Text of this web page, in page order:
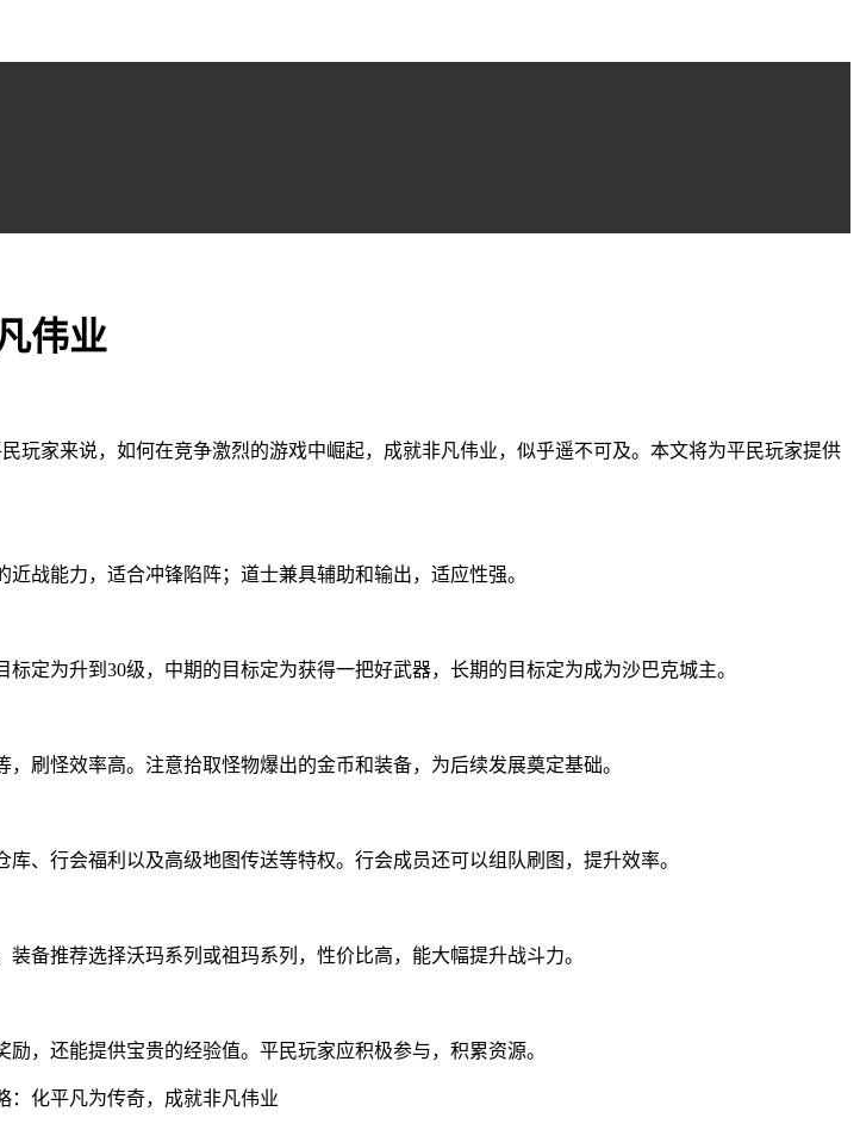
伟业
玩家来说，如何在竞争激烈的游戏中崛起，成就非凡伟业，似乎遥不可及。本文将为平民玩家提供
战能力，适合冲锋陷阵；道士兼具辅助和输出，适应性强。
定为升到30级，中期的目标定为获得一把好武器，长期的目标定为成为沙巴克城主。
刷怪效率高。注意拾取怪物爆出的金币和装备，为后续发展奠定基础。
、行会福利以及高级地图传送等特权。行会成员还可以组队刷图，提升效率。
备推荐选择沃玛系列或祖玛系列，性价比高，能大幅提升战斗力。
，还能提供宝贵的经验值。平民玩家应积极参与，积累资源。